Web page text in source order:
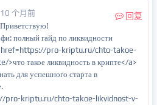
回复
10 个月前
Приветствую!
полный гайд по ликвидности
href=https://pro-kriptu.ru/chto-takoe-
такое ликвидность в крипте</a>
для успешного старта в
pro-kriptu.ru/chto-takoe-likvidnost-v-